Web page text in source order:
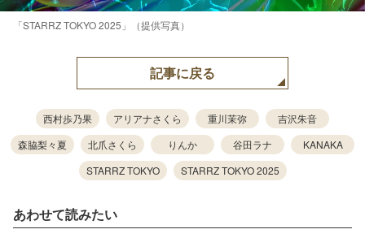
「STARRZ TOKYO 2025」（提供写真）
記事に戻る
西村歩乃果 アリアナさくら 重川茉弥
吉沢朱音
森脇梨々夏
北爪さくら りんか 谷田ラナ
KANAKA
STARRZ TOKYO
STARRZ TOKYO 2025
あわせて読みたい